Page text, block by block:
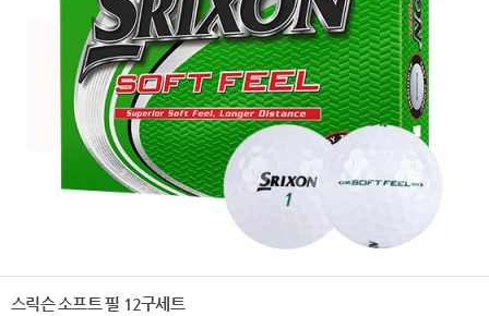
스릭슨 소프트 필 12구세트